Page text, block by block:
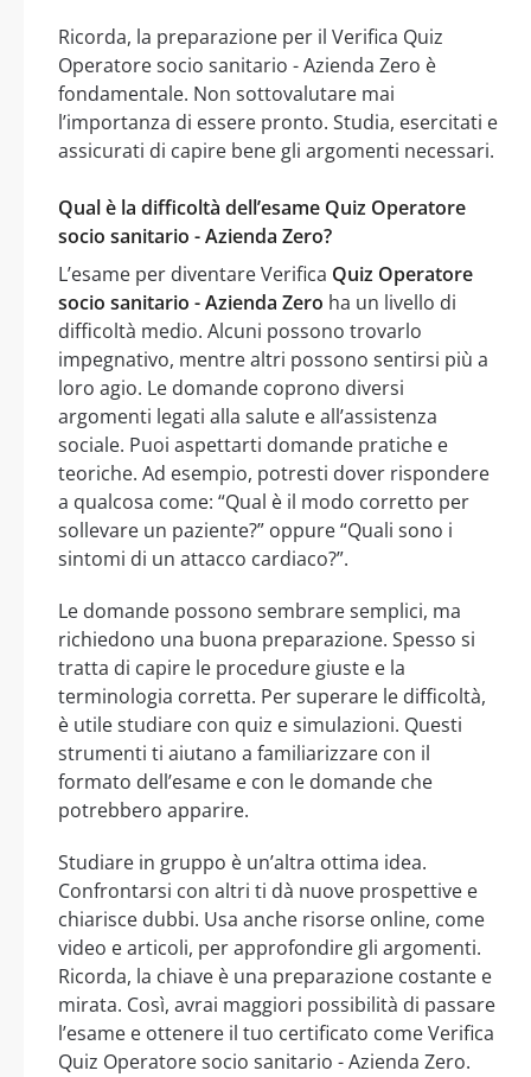
Ricorda, la preparazione per il Verifica Quiz
Operatore socio sanitario - Azienda Zero è
fondamentale. Non sottovalutare mai
l’importanza di essere pronto. Studia, esercitati e
assicurati di capire bene gli argomenti necessari.
Qual è la difficoltà dell’esame Quiz Operatore
socio sanitario - Azienda Zero?
L’esame per diventare Verifica Quiz Operatore
socio sanitario - Azienda Zero ha un livello di
difficoltà medio. Alcuni possono trovarlo
impegnativo, mentre altri possono sentirsi più a
loro agio. Le domande coprono diversi
argomenti legati alla salute e all’assistenza
sociale. Puoi aspettarti domande pratiche e
teoriche. Ad esempio, potresti dover rispondere
a qualcosa come: “Qual è il modo corretto per
sollevare un paziente?” oppure “Quali sono i
sintomi di un attacco cardiaco?”.
Le domande possono sembrare semplici, ma
richiedono una buona preparazione. Spesso si
tratta di capire le procedure giuste e la
terminologia corretta. Per superare le difficoltà,
è utile studiare con quiz e simulazioni. Questi
strumenti ti aiutano a familiarizzare con il
formato dell’esame e con le domande che
potrebbero apparire.
Studiare in gruppo è un’altra ottima idea.
Confrontarsi con altri ti dà nuove prospettive e
chiarisce dubbi. Usa anche risorse online, come
video e articoli, per approfondire gli argomenti.
Ricorda, la chiave è una preparazione costante e
mirata. Così, avrai maggiori possibilità di passare
l’esame e ottenere il tuo certificato come Verifica
Quiz Operatore socio sanitario - Azienda Zero.